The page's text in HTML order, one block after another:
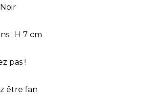
: H 7 cm
pas !
être fan